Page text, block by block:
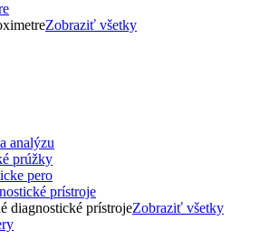
Zobraziť všetky
prúžky
prístroje
diagnostické prístrojeZobraziť všetky